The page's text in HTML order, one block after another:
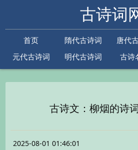
古诗词
首页 隋代古诗词 唐代
元代古诗词
明代古诗词 古诗
古诗文：柳烟的诗
2025-08-01 01:46:01